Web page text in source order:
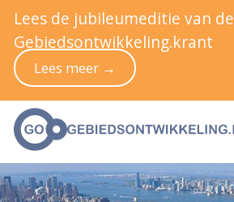
Lees de jubileumeditie van de
Gebiedsontwikkeling.krant
Lees meer →